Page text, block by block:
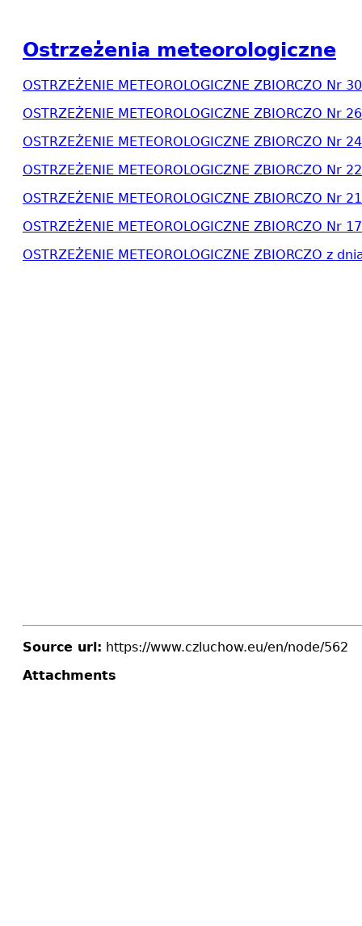
Ostrzeżenia meteorologiczne
OSTRZEŻENIE METEOROLOGICZNE ZBIORCZO Nr
OSTRZEŻENIE METEOROLOGICZNE ZBIORCZO Nr
OSTRZEŻENIE METEOROLOGICZNE ZBIORCZO Nr
OSTRZEŻENIE METEOROLOGICZNE ZBIORCZO Nr
OSTRZEŻENIE METEOROLOGICZNE ZBIORCZO Nr
OSTRZEŻENIE METEOROLOGICZNE ZBIORCZO Nr
OSTRZEŻENIE METEOROLOGICZNE ZBIORCZO z
Source url: https://www.czluchow.eu/en/node/562
Attachments